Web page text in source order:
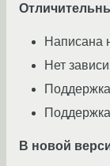
Написана
Нет
В новой